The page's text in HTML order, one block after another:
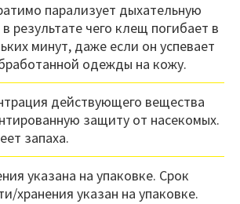
парализует дыхательную
результате чего клещ погибает в
минут, даже если он успевает
одежды на кожу.
действующего вещества
защиту от насекомых.
запаха.
указана на упаковке. Срок
хранения указан на упаковке.